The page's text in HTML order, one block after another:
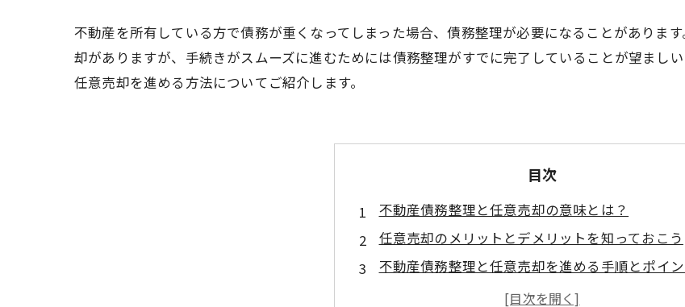
不動産を所有している方で債務が重くなってしまった場合、債務整理が必要になることがありま
却がありますが、手続きがスムーズに進むためには債務整理がすでに完了していることが望まし
任意売却を進める方法についてご紹介します。
目次
不動産債務整理と任意売却の意味とは？
任意売却のメリットとデメリットを知っておこう
不動産債務整理と任意売却を進める手順とポイ
任意売却に必要な書類と手続きをまとめてチェッ